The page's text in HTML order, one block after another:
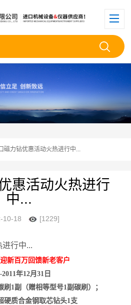
磁力钻优惠活动火热进行中...
惠活动火热进行
中...
10-18 [1229]
行中...
新百万回馈新老客户
2011年12月 31 日
刷 1副（赠相等型号1副碳刷）；
硬质合金钢取芯钻头1支